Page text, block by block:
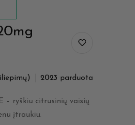
2023 parduota
– ryškiu citrusinių vaisių
įtraukiu.